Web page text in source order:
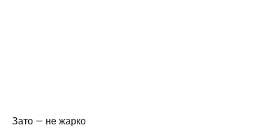
Зато — не жарко